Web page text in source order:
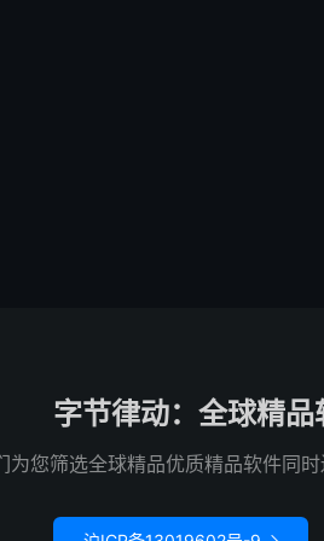
字节律动：全球精
为您筛选全球精品优质精品软件同